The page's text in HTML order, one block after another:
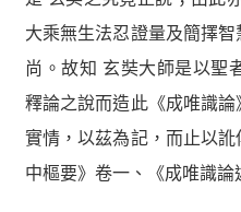
大乘無生法忍證量及簡擇
尚。故知 玄奘大師是以聖
釋論之說而造此《成唯識
實情，以茲為記，而止以
中樞要》卷一、《成唯識論